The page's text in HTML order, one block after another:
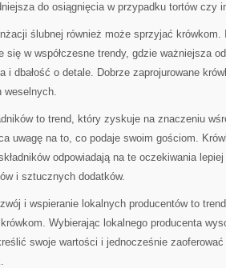
do osiągnięcia w przypadku tortów czy
ślubnej również może sprzyjać
się w współczesne trendy, gdzie ważniejsza
i dbałość o detale. Dobrze zaprojurowane
weselnych.
to trend, który zyskuje na znaczeniu
uwagę na to, co podaje swoim gościom.
odpowiadają na te oczekiwania lepiej
i sztucznych dodatków.
i wspieranie lokalnych producentów to
Wybierając lokalnego producenta
swoje wartości i jednocześnie